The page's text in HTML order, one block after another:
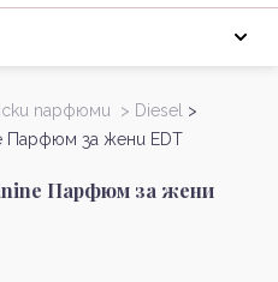
парфюми > Diesel >
Парфюм за жени EDT
Парфюм за жени